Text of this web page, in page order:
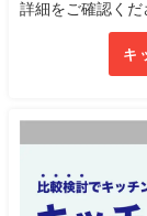
詳細をご確認くだ
キ